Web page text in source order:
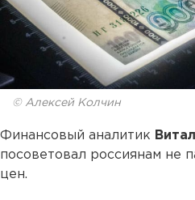
© Алексей Колчин
Финансовый аналитик
посоветовал россиянам не
цен.